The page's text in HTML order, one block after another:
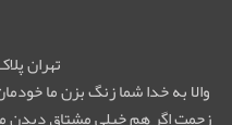
تهران پلاک 55
والا به خدا شما زنگ بزن ما
زحمت اگر هم خیلی مشتاق